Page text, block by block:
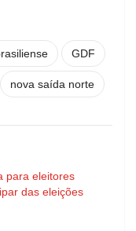
GDF
nova saída norte
para eleitores
das eleições